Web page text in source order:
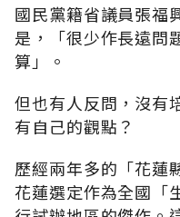
國民黨籍省議員張福
是，「很少作長遠問
算」。
但也有人反問，沒有
有自己的觀點？
歷經兩年多的「花蓮
花蓮選定作為全國「